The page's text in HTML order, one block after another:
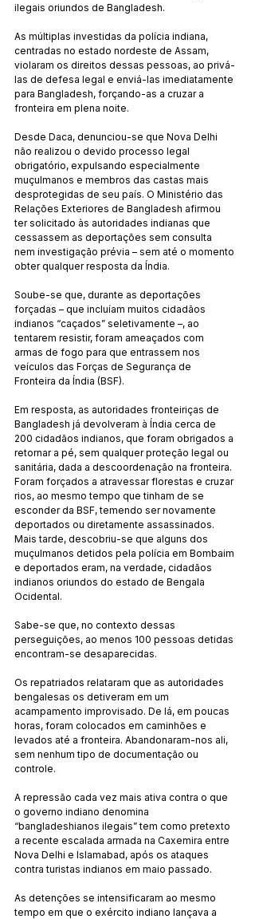
ilegais oriundos de Bangladesh.
As múltiplas investidas da polícia indiana,
centradas no estado nordeste de Assam,
violaram os direitos dessas pessoas, ao privá-
las de defesa legal e enviá-las imediatamente
para Bangladesh, forçando-as a cruzar a
fronteira em plena noite.
Desde Daca, denunciou-se que Nova Delhi
não realizou o devido processo legal
obrigatório, expulsando especialmente
muçulmanos e membros das castas mais
desprotegidas de seu país. O Ministério das
Relações Exteriores de Bangladesh afirmou
ter solicitado às autoridades indianas que
cessassem as deportações sem consulta
nem investigação prévia – sem até o momento
obter qualquer resposta da Índia.
Soube-se que, durante as deportações
forçadas – que incluíam muitos cidadãos
indianos “caçados” seletivamente –, ao
tentarem resistir, foram ameaçados com
armas de fogo para que entrassem nos
veículos das Forças de Segurança de
Fronteira da Índia (BSF).
Em resposta, as autoridades fronteiriças de
Bangladesh já devolveram à Índia cerca de
200 cidadãos indianos, que foram obrigados a
retornar a pé, sem qualquer proteção legal ou
sanitária, dada a descoordenação na fronteira.
Foram forçados a atravessar florestas e cruzar
rios, ao mesmo tempo que tinham de se
esconder da BSF, temendo ser novamente
deportados ou diretamente assassinados.
Mais tarde, descobriu-se que alguns dos
muçulmanos detidos pela polícia em Bombaim
e deportados eram, na verdade, cidadãos
indianos oriundos do estado de Bengala
Ocidental.
Sabe-se que, no contexto dessas
perseguições, ao menos 100 pessoas detidas
encontram-se desaparecidas.
Os repatriados relataram que as autoridades
bengalesas os detiveram em um
acampamento improvisado. De lá, em poucas
horas, foram colocados em caminhões e
levados até a fronteira. Abandonaram-nos ali,
sem nenhum tipo de documentação ou
controle.
A repressão cada vez mais ativa contra o que
o governo indiano denomina
“bangladeshianos ilegais” tem como pretexto
a recente escalada armada na Caxemira entre
Nova Delhi e Islamabad, após os ataques
contra turistas indianos em maio passado.
As detenções se intensificaram ao mesmo
tempo em que o exército indiano lançava a